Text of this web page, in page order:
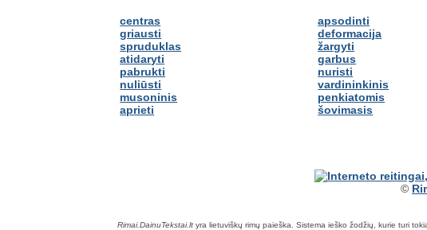
centras
griausti
spruduklas
atidaryti
pabrukti
nuliūsti
musoninis
aprieti
apsodinti
deformacija
žargyti
garbus
nuristi
vardininkinis
penkiatomis
šovimasis
©
Rimai.DainuTekstai.lt yra lietuviškų rimų paieška. Sistema ieško žodžių, kurie turi